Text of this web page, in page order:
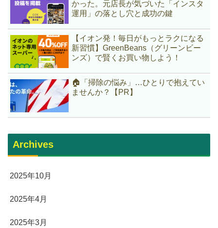
かった。元店長が気づいた「インスタ
運用」の落とし穴と成功の鍵
【イオン発！毎日がもっとラクになる
新習慣】GreenBeans（グリーンビー
ンズ）で賢くお買い物しよう！
🏠「掃除の悩み」…ひとりで抱えてい
ませんか？【PR】
Archives
2025年10月
2025年4月
2025年3月